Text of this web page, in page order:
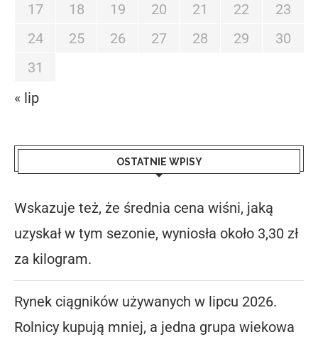
17
18 19 20 21 22
23
24
25 26 27 28 29
30
31
« lip
OSTATNIE WPISY
Wskazuje też, że średnia cena wiśni, jaką
uzyskał w tym sezonie, wyniosła około 3,30 zł
za kilogram.
Rynek ciągników używanych w lipcu 2026.
Rolnicy kupują mniej, a jedna grupa wiekowa